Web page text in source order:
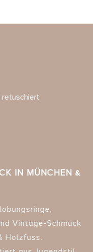
IN MÜNCHEN &
Vintage-Schmuck
Holzfuss.